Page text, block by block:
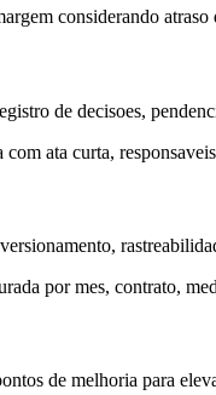
considerando
de decisoes,
ata curta,
por mes, contrato,
de melhoria para